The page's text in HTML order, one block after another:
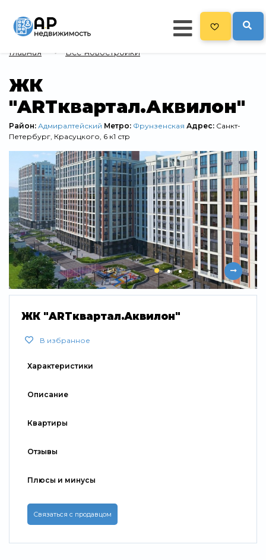
Главная
Все новостройки 478
Новостройки на карте
Блог
Черный список ЖК
Рекламодателям
Политика конфиденциальности
Карта сайта
Свернуть
Главная Все новостройки
ЖК
"ARTквартал.Аквилон"
Район: Адмиралтейский Метро: Фрунзенская Адрес: Санкт-
Петербург, ​Красуцкого, 6 к1 стр
ЖК "ARTквартал.Аквилон"
В избранное
Характеристики
Описание
Квартиры
Отзывы
Плюсы и минусы
Связаться с продавцом